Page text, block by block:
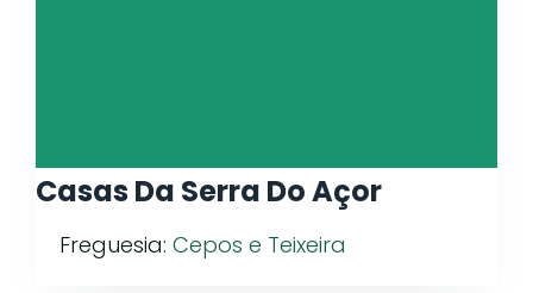
Casas Da Serra Do Açor
Freguesia: Cepos e Teixeira